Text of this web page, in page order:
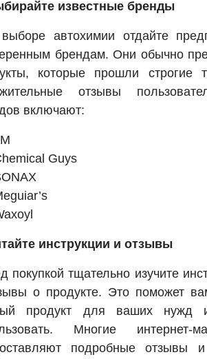
известные бренды
автохимии отдайте
брендам. Они обычно
которые прошли строгие
отзывы
включают:
Guys
инструкции и отзывы
покупкой тщательно изучите
о продукте. Это поможет
продукт для ваших нужд
Многие
подробные отзывы